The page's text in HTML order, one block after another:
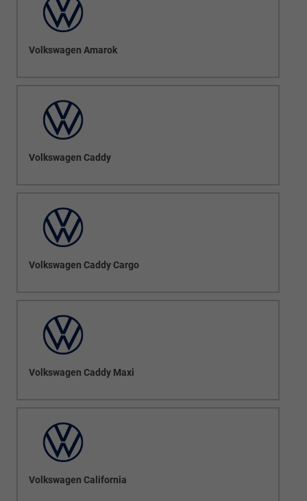
Volkswagen Amarok
Volkswagen Caddy
Volkswagen Caddy Cargo
Volkswagen Caddy Maxi
Volkswagen California